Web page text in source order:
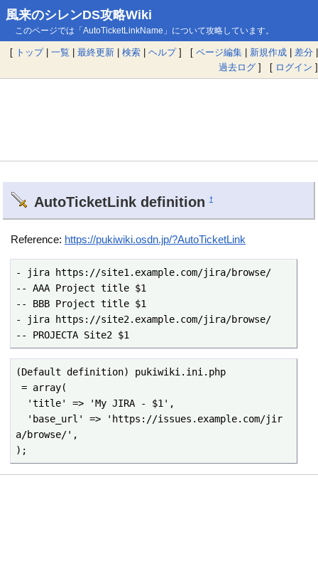
風来のシレンDS攻略Wiki
このページでは「AutoTicketLinkName」について攻略しています。
[ トップ| 一覧 | 最終更新 | 検索 | ヘルプ] [ ページ編集 | 新規作成 | 差分 |
過去ログ ] [ ログイン ]
AutoTicketLink definition †
Reference: https://pukiwiki.osdn.jp/?AutoTicketLink
- jira https://site1.example.com/jira/browse/
-- AAA Project title $1
-- BBB Project title $1
- jira https://site2.example.com/jira/browse/
-- PROJECTA Site2 $1
(Default definition) pukiwiki.ini.php
= array(
a/browse/',
);